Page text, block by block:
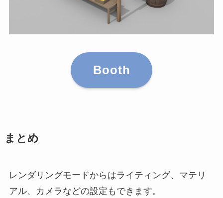
Booth
まとめ
レンダリングモードからはライティング、マテリ
アル、カメラなどの設定もできます。